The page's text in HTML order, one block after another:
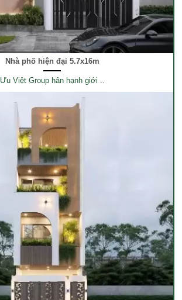
Nhà phố hiện đại 5.7x16m
Ưu Việt Group hân hạnh giới ..